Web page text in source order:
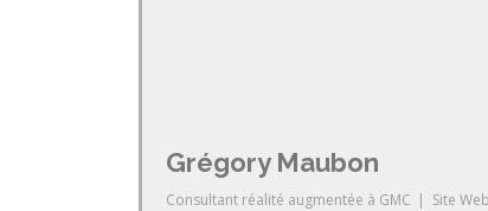
Grégory Maubon
Consultant réalité augmentée à GMC | Site Web